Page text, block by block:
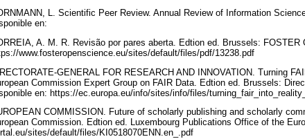
L. Scientific Peer Review. Annual Review of Information
en:
A. M. R. Revisão por pares aberta. Edtion ed. Brussels: FOSTER
www.fosteropenscience.eu/sites/default/files/pdf/13238.pdf
GENERAL FOR RESEARCH AND INNOVATION. Turning
Commission Expert Group on FAIR Data. Edtion ed. Brussels:
en: https://ec.europa.eu/info/sites/info/files/
COMMISSION. Future of scholarly publishing and scholarly
Commission. Edtion ed. Luxembourg Publications Office of the
sites/default/files/KI0518070ENN.en_.pdf